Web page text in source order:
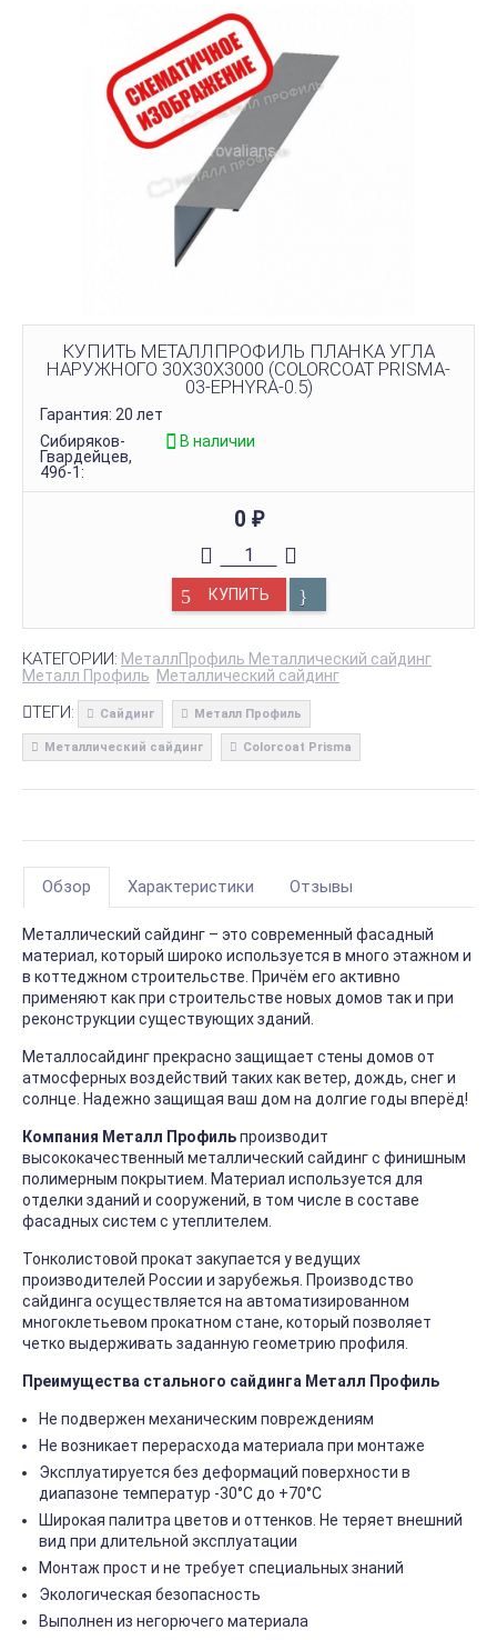
КУПИТЬ МЕТАЛЛПРОФИЛЬ ПЛАНКА УГЛА
НАРУЖНОГО 30Х30Х3000 (COLORCOAT PRISMA-
03-EPHYRA-0.5)
Гарантия: 20 лет
Сибиряков-
Гвардейцев,
49б-1:
В наличии
0 ₽
КУПИТЬ
КАТЕГОРИИ: МеталлПрофиль Металлический сайдинг
Металл Профиль Металлический сайдинг
ТЕГИ: Сайдинг Металл Профиль
Металлический сайдинг Colorcoat Prisma
Обзор Характеристики Отзывы
Металлический сайдинг – это современный фасадный
материал, который широко используется в много этажном и
в коттеджном строительстве. Причём его активно
применяют как при строительстве новых домов так и при
реконструкции существующих зданий.
Металлосайдинг прекрасно защищает стены домов от
атмосферных воздействий таких как ветер, дождь, снег и
солнце. Надежно защищая ваш дом на долгие годы вперёд!
Компания Металл Профильпроизводит
высококачественный металлический сайдинг с финишным
полимерным покрытием. Материал используется для
отделки зданий и сооружений, в том числе в составе
фасадных систем с утеплителем.
Тонколистовой прокат закупается у ведущих
производителей России и зарубежья. Производство
сайдинга осуществляется на автоматизированном
многоклетьевом прокатном стане, который позволяет
четко выдерживать заданную геометрию профиля.
Преимущества стального сайдинга Металл Профиль
Не подвержен механическим повреждениям
Не возникает перерасхода материала при монтаже
Эксплуатируется без деформаций поверхности в
диапазоне температур -30°C до +70°C
Широкая палитра цветов и оттенков. Не теряет внешний
вид при длительной эксплуатации
Монтаж прост и не требует специальных знаний
Экологическая безопасность
Выполнен из негорючего материала